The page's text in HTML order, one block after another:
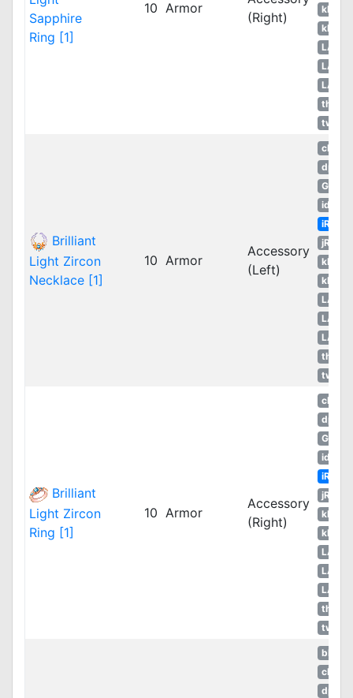
Sapphire
Ring [1]
10 Armor
(Right)
kROM
kROS
thROG
twRO
Brilliant
Light Zircon
Necklace [1]
10 Armor
Accessory
(Left)
cRO
dpRO
GGH
idRO
iRO
jRO
kROM
kROS
thROG
twRO
Brilliant
Light Zircon
Ring [1]
10 Armor
Accessory
(Right)
cRO
dpRO
GGH
idRO
iRO
jRO
kROM
kROS
thROG
twRO
bRO
cRO
dpRO